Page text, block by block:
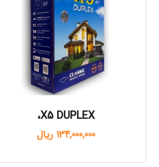
X5 DUPLEX،
134,000,000 ریال